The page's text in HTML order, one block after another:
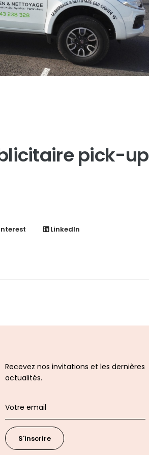
pick-up
LinkedIn
Recevez nos invitations et les dernières
actualités.
S'inscrire